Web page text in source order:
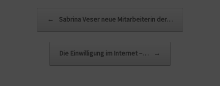
← Sabrina Veser neue Mitarbeiterin der…
Die Einwilligung im Internet –… →